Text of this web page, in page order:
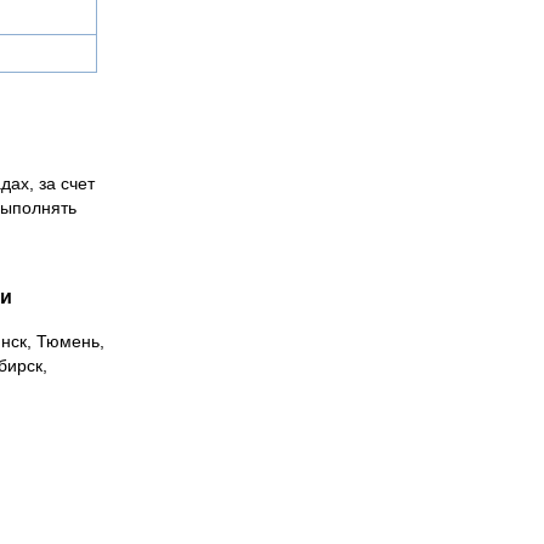
за счет
Тюмень,